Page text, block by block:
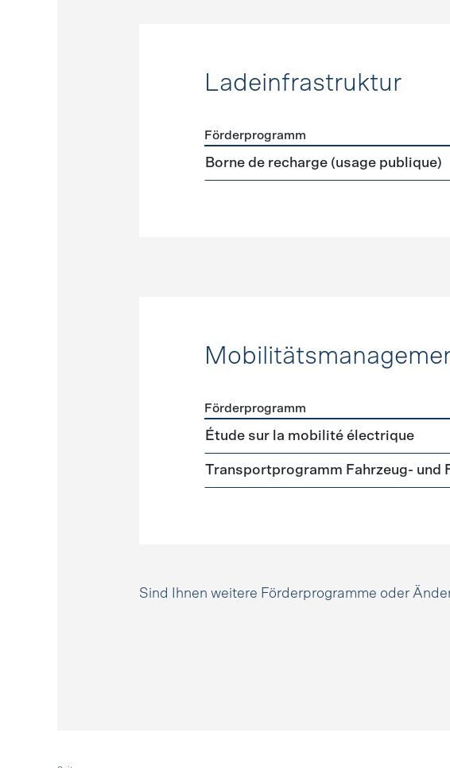
Ladeinfrastruktur
Förderprogramme Ladeinfrastruktur
Förderprogramm
Borne de recharge (usage publique)
Förderprogramme Mobilitätsmanagement
Förderprogramm
Étude sur la mobilité électrique
Transportprogramm Fahrzeug- und
Sind Ihnen weitere Förderprogramme oder